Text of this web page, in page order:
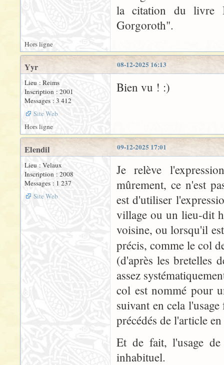
la citation du livre
Gorgoroth".
Hors ligne
08-12-2025 16:13
Yyr
Lieu : Reims
Inscription : 2001
Messages : 3 412
Site Web
Bien vu ! :)
Hors ligne
09-12-2025 17:01
Elendil
Lieu : Velaux
Inscription : 2008
Messages : 1 237
Site Web
Je relève
mûrement, ce n'est
est d'utiliser
village ou un lieu-dit
voisine, ou lorsqu'il
précis, comme le col
(d'après les bretelles
assez
col est nommé pour
suivant en cela
précédés de l'article
Et de fait, l'usage
inhabituel.